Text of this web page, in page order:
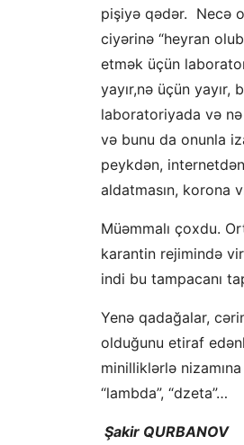
pişiyə qədər. Necə
ciyərinə “heyran
etmək üçün
yayır,nə üçün
laboratoriyada və
və bunu da onunla
peykdən,
aldatmasın, korona
Müəmmalı çoxdu.
karantin rejimində
indi bu tampacanı
Yenə qadağalar,
olduğunu etiraf
minilliklərlə
“lambda”, “dzeta”…
Şakir QURBANOV